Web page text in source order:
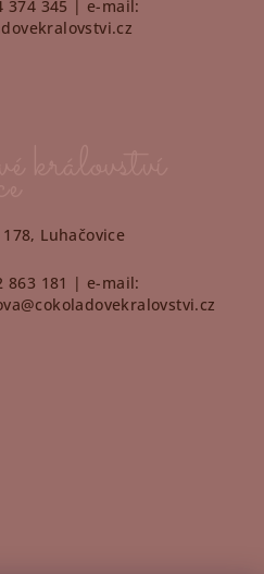
374 345 | e-mail:
Luhačovice
863 181 | e-mail: